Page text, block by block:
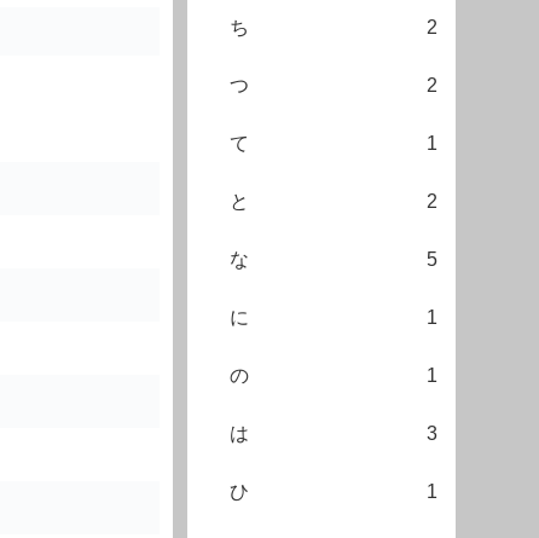
ち 2
つ 2
て 1
と 2
な 5
に 1
の 1
は 3
ひ 1